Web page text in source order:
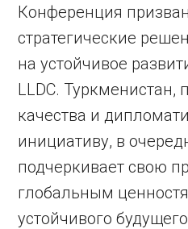
Конференция
стратегические
на устойчивое
LLDC. Туркменистан,
качества и
инициативу, в
подчеркивает свою
глобальным
устойчивого